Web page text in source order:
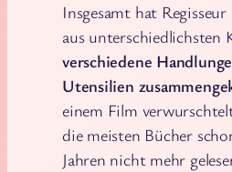
Insgesamt hat
aus unterschiedlichsten
verschiedene
Utensilien
einem Film
die meisten Bücher
Jahren nicht mehr